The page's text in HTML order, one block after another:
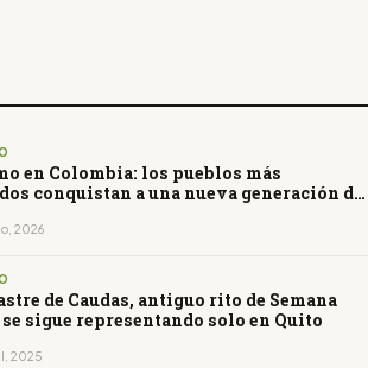
en Colombia: los pueblos más
conquistan a una nueva generación de
2026
de Caudas, antiguo rito de Semana
se sigue representando solo en Quito
2025